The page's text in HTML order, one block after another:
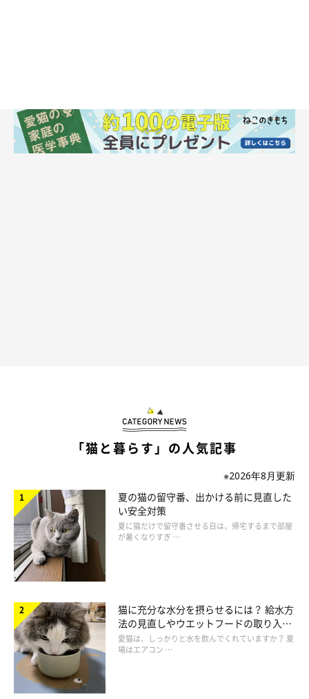
子猫時代の無防備すぎるちまきちゃんの写真について、飼い主さ
「我が家に来て4日目でコレw この頃からヘソ天で寝てた」
@chimacha_mfmf
「猫と暮らす」の人気記事
※2026年8月更新
夏の猫の留守番、出かける前に見直した
い安全対策
夏に猫だけで留守番させる日は、帰宅するまで部屋
が暑くなりすぎ …
猫に充分な水分を摂らせるには？ 給水方
法の見直しやウエットフードの取り入れ
方を解説
愛猫は、しっかりと水を飲んでくれていますか？ 夏
場はエアコン …